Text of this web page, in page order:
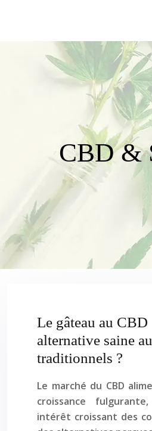
CBD &
Le gâteau au CBD
alternative saine
traditionnels ?
Le marché du CBD
croissance
intérêt croissant des